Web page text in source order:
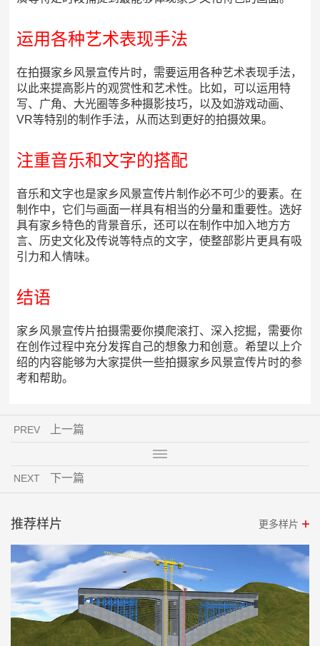
运用各种艺术表现手法
在拍摄家乡风景宣传片时，需要运用各种艺术表现手法，
以此来提高影片的观赏性和艺术性。比如，可以运用特
写、广角、大光圈等多种摄影技巧，以及如游戏动画、
VR等特别的制作手法，从而达到更好的拍摄效果。
注重音乐和文字的搭配
音乐和文字也是家乡风景宣传片制作必不可少的要素。在
制作中，它们与画面一样具有相当的分量和重要性。选好
具有家乡特色的背景音乐，还可以在制作中加入地方方
言、历史文化及传说等特点的文字，使整部影片更具有吸
引力和人情味。
结语
家乡风景宣传片拍摄需要你摸爬滚打、深入挖掘，需要你
在创作过程中充分发挥自己的想象力和创意。希望以上介
绍的内容能够为大家提供一些拍摄家乡风景宣传片时的参
考和帮助。
PREV 上一篇
NEXT 下一篇
推荐样片 更多样片